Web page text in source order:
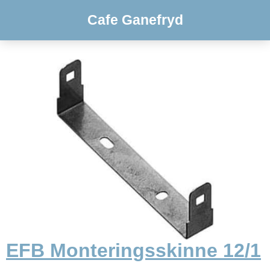
Cafe Ganefryd
EFB Monteringsskinne 12/1